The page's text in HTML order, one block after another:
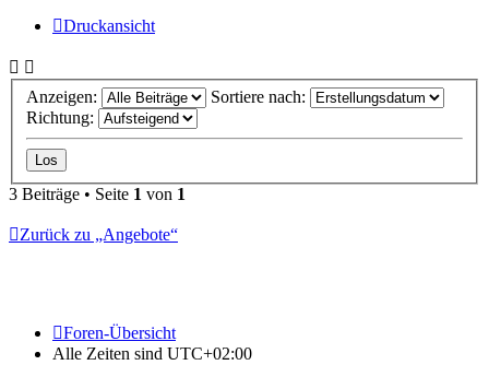
Druckansicht
Anzeigen:
Sortiere nach:
Richtung:
3 Beiträge • Seite 1 von 1
Zurück zu „Angebote“
Foren-Übersicht
Alle Zeiten sind UTC+02:00